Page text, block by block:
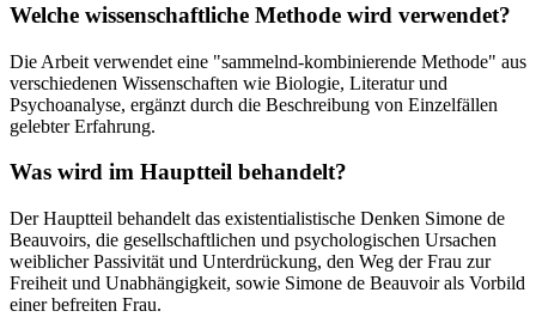
Welche wissenschaftliche Methode wird verwendet?
Die Arbeit verwendet eine "sammelnd-kombinierende Methode" aus
verschiedenen Wissenschaften wie Biologie, Literatur und
Psychoanalyse, ergänzt durch die Beschreibung von Einzelfällen
gelebter Erfahrung.
Was wird im Hauptteil behandelt?
Der Hauptteil behandelt das existentialistische Denken Simone de
Beauvoirs, die gesellschaftlichen und psychologischen Ursachen
weiblicher Passivität und Unterdrückung, den Weg der Frau zur
Freiheit und Unabhängigkeit, sowie Simone de Beauvoir als Vorbild
einer befreiten Frau.